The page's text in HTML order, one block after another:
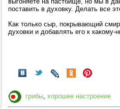
поставить в духовку. Делать все
Как только сыр, покрывающий
духовки и добавлять его к какому-
грибы, хорошее настроение